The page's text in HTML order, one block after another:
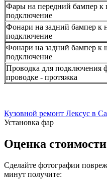
Фары на передний бампер к
подключение
Фонари на задний бампер к
подключение
Фонари на задний бампер к
подключение
Проводка для подключения
проводке - протяжка
Кузовной ремонт Лексус в
Установка фар
Оценка
Сделайте фотографии
минут получите: